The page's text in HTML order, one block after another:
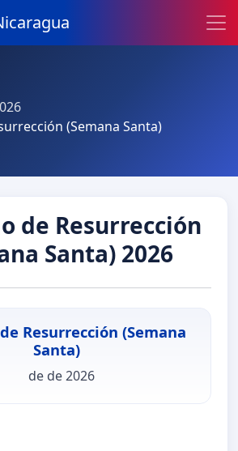
(Semana Santa)
de Resurrección
Santa) 2026
Resurrección (Semana
Santa)
de de 2026